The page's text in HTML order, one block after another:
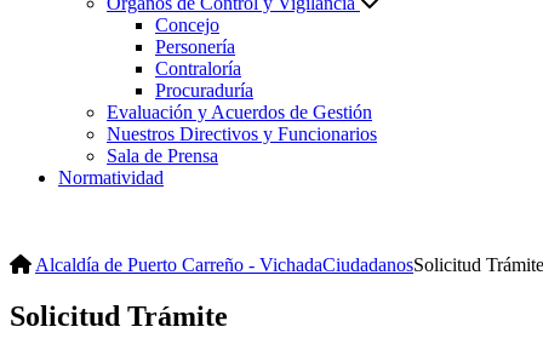
Concejo
Personería
Contraloría
Procuraduría
Evaluación y Acuerdos de Gestión
Nuestros Directivos y Funcionarios
Sala de Prensa
Normatividad
Alcaldía de Puerto Carreño - VichadaCiudadanosSolicitud Trámite
Solicitud Trámite